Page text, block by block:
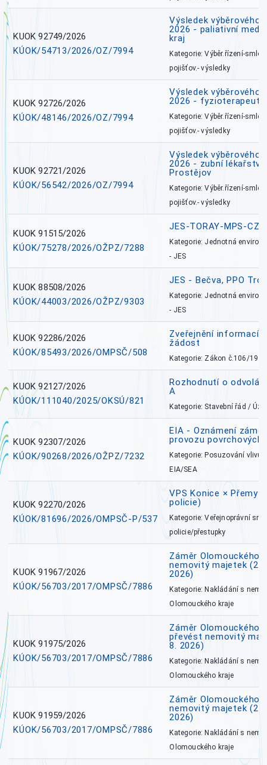
KUOK 92749/2026
KÚOK/54713/2026/OZ/7994
Výsledek výběrového
2026 - paliativní
kraj
Kategorie: Výběr.řízení-
pojišťov.- výsledky
KUOK 92726/2026
KÚOK/48146/2026/OZ/7994
Výsledek výběrového
2026 - fyzioterapeut,
Kategorie: Výběr.řízení-
pojišťov.- výsledky
KUOK 92721/2026
KÚOK/56542/2026/OZ/7994
Výsledek výběrového
2026 - zubní
Prostějov
Kategorie: Výběr.řízení-
pojišťov.- výsledky
KUOK 91515/2026
KÚOK/75278/2026/OŽPZ/7288
JES-TORAY-MPS-CZ
Kategorie: Jednotná
- JES
KUOK 88508/2026
KÚOK/44003/2026/OŽPZ/9303
JES - Bečva, PPO
Kategorie: Jednotná
- JES
KUOK 92286/2026
KÚOK/85493/2026/OMPSČ/508
Zveřejnění informací
žádost
Kategorie: Zákon č.106/1999
KUOK 92127/2026
KÚOK/111040/2025/OKSÚ/821
Rozhodnutí o
A
Kategorie: Stavební řád /
KUOK 92307/2026
KÚOK/90268/2026/OŽPZ/7232
EIA - Oznámení
provozu povrchových
Kategorie: Posuzování vlivů
EIA/SEA
KUOK 92270/2026
KÚOK/81696/2026/OMPSČ-P/537
VPS Konice ×
policie)
Kategorie: Veřejnoprávní
policie/přestupky
KUOK 91967/2026
KÚOK/56703/2017/OMPSČ/7886
Záměr Olomouckého
nemovitý majetek
2026)
Kategorie: Nakládání s
Olomouckého kraje
KUOK 91975/2026
KÚOK/56703/2017/OMPSČ/7886
Záměr Olomouckého
převést nemovitý
8. 2026)
Kategorie: Nakládání s
Olomouckého kraje
KUOK 91959/2026
KÚOK/56703/2017/OMPSČ/7886
Záměr Olomouckého
nemovitý majetek
2026)
Kategorie: Nakládání s
Olomouckého kraje